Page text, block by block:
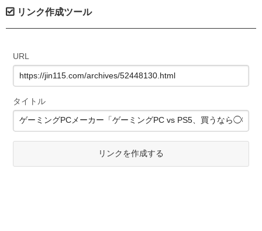
リンク作成ツール
URL
タイトル
リンクを作成する